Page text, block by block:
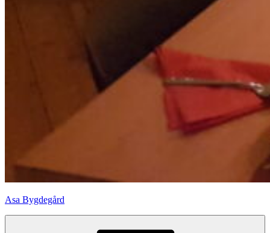
Asa Bygdegård